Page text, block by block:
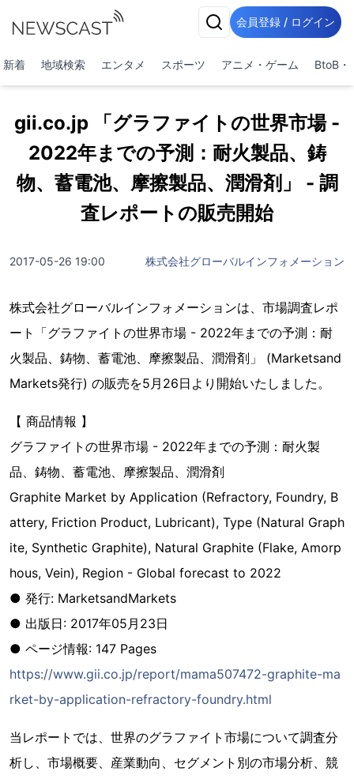
会員登録 / ログイン
新着 地域検索 エンタメ スポーツ アニメ・ゲーム BtoB・
gii.co.jp 「グラファイトの世界市場 -
2022年までの予測：耐火製品、鋳
物、蓄電池、摩擦製品、潤滑剤」 - 調
査レポートの販売開始
2017-05-26 19:00 株式会社グローバルインフォメーション
株式会社グローバルインフォメーションは、市場調査レポ
ート「グラファイトの世界市場 - 2022年までの予測：耐
火製品、鋳物、蓄電池、摩擦製品、潤滑剤」 (Marketsand
Markets発行) の販売を5月26日より開始いたしました。
【 商品情報 】
グラファイトの世界市場 - 2022年までの予測：耐火製
品、鋳物、蓄電池、摩擦製品、潤滑剤
Graphite Market by Application (Refractory, Foundry, B
attery, Friction Product, Lubricant), Type (Natural Graph
ite, Synthetic Graphite), Natural Graphite (Flake, Amorp
hous, Vein), Region - Global forecast to 2022
● 発行: MarketsandMarkets
● 出版日: 2017年05月23日
● ページ情報: 147 Pages
https://www.gii.co.jp/report/mama507472-graphite-ma
rket-by-application-refractory-foundry.html
当レポートでは、世界のグラファイト市場について調査分
析し、市場概要、産業動向、セグメント別の市場分析、競